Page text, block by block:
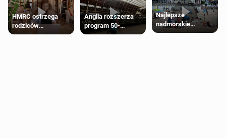
HMRC ostrzega
rodziców
pobierających Child
Anglia rozszerza
program 50-
procentowych
Najlepsze
nadmorskie
miasteczko blisko